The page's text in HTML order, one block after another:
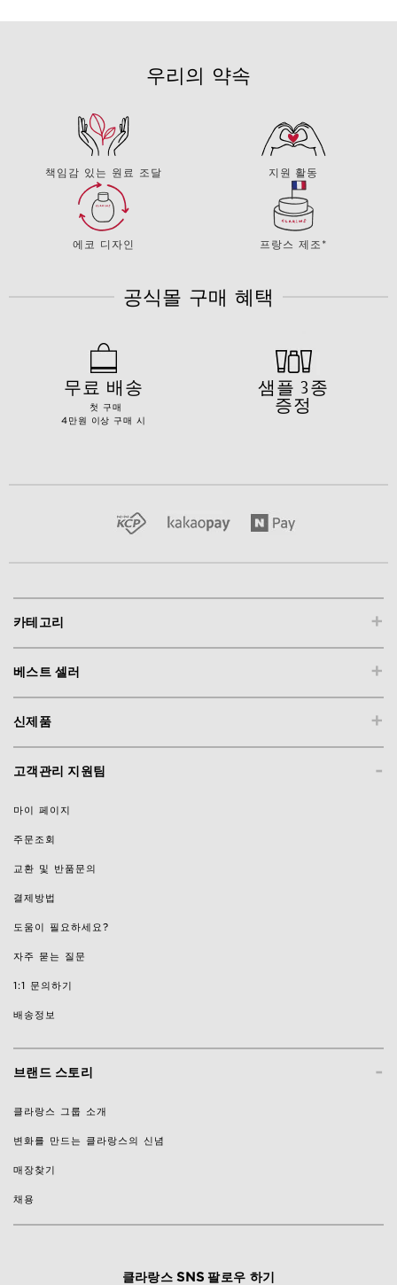
우리의 약속
책임감 있는 원료 조달 지원 활동
에코 디자인 프랑스 제조*
공식몰 구매 혜택
무료 배송
첫 구매
4만원 이상 구매 시
샘플 3종
증정
+
카테고리
+
베스트 셀러
+
신제품
-
고객관리 지원팀
마이 페이지
주문조회
교환 및 반품문의
결제방법
도움이 필요하세요?
자주 묻는 질문
1:1 문의하기
배송정보
-
브랜드 스토리
클라랑스 그룹 소개
변화를 만드는 클라랑스의 신념
매장찾기
채용
클라랑스 SNS 팔로우 하기